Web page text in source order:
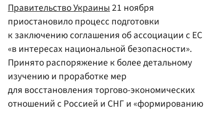
Правительство Украины21 ноября
приостановило процесс подготовки
к заключению соглашения об ассоциации с ЕС
«в интересах национальной безопасности».
Принято распоряжение к более детальному
изучению и проработке мер
для восстановления торгово-экономических
отношений с Россией и СНГ и «формированию